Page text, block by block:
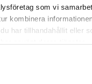
som vi
kombinera
har tillhandahållit eller